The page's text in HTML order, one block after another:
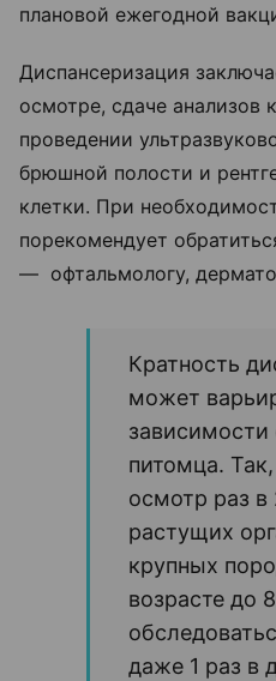
плановой ежегодной
Диспансеризация
осмотре, сдаче анализов
проведении
брюшной полости и
клетки. При
порекомендует
— офтальмологу,
Кратность
может
зависимости
питомца.
осмотр раз
растущих
крупных
возрасте до
даже 1 раз в